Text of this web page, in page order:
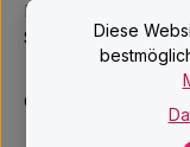
Mo–Fr: 10:00 – 18:00
Sa: 09:00 – 14:00
Oder über unser
Diese